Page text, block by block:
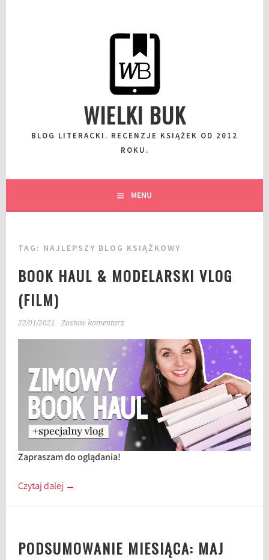
WIELKI BUK
BLOG LITERACKI. RECENZJE KSIĄŻEK OD 2012
ROKU.
MENU
TAG: NAJLEPSZY BLOG KSIĄŻKOWY
BOOK HAUL & MODELARSKI VLOG
(FILM)
22/01/2021 Zostaw komentarz
Zapraszam do oglądania!
Czytaj dalej →
PODSUMOWANIE MIESIĄCA: MAJ